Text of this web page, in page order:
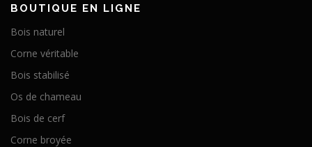
BOUTIQUE EN LIGNE
Bois naturel
Corne véritable
Bois stabilisé
Os de chameau
Bois de cerf
Corne broyée